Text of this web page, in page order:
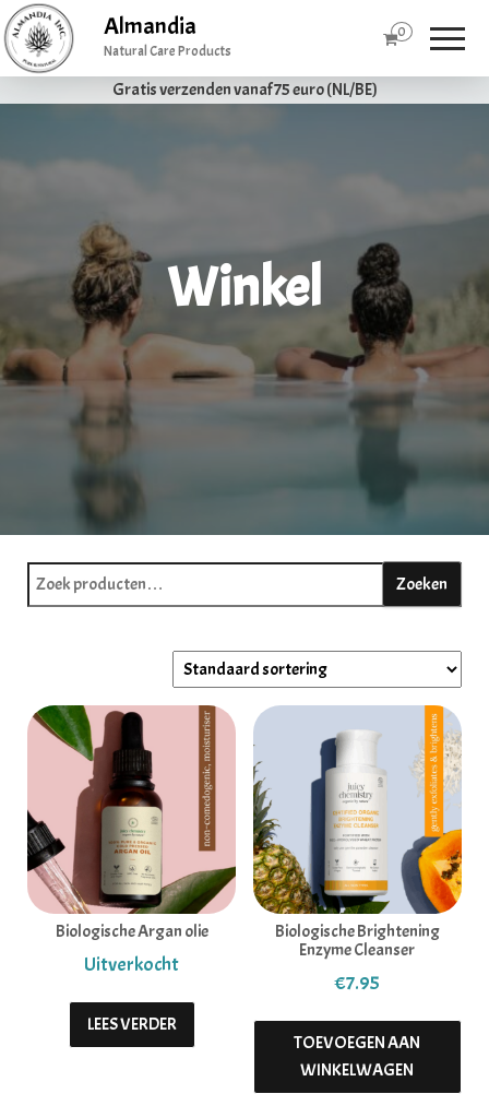
Gratis verzenden vanaf 75 euro (NL/BE)
Almandia
Natural Care Products
0
Winkel
Zoeken naar: Zoeken
Biologische Argan olie
LEES VERDER
Biologische Brightening
Enzyme Cleanser
€7.95
TOEVOEGEN AAN
WINKELWAGEN